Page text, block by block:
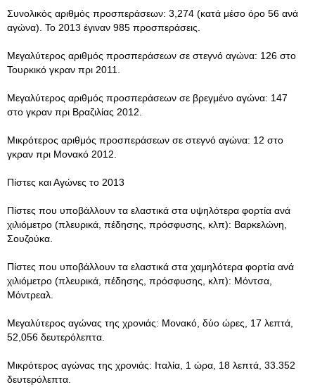
Συνολικός αριθμός προσπεράσεων: 3,274 (κατά μέσο όρο 56 ανά
αγώνα). Το 2013 έγιναν 985 προσπεράσεις.
Μεγαλύτερος αριθμός προσπεράσεων σε στεγνό αγώνα: 126 στο
Τουρκικό γκραν πρι 2011.
Μεγαλύτερος αριθμός προσπεράσεων σε βρεγμένο αγώνα: 147
στο γκραν πρι Βραζιλίας 2012.
Μικρότερος αριθμός προσπεράσεων σε στεγνό αγώνα: 12 στο
γκραν πρι Μονακό 2012.
Πίστες και Αγώνες το 2013
Πίστες που υποβάλλουν τα ελαστικά στα υψηλότερα φορτία ανά
χιλιόμετρο (πλευρικά, πέδησης, πρόσφυσης, κλπ): Βαρκελώνη,
Σουζούκα.
Πίστες που υποβάλλουν τα ελαστικά στα χαμηλότερα φορτία ανά
χιλιόμετρο (πλευρικά, πέδησης, πρόσφυσης, κλπ): Μόντσα,
Μόντρεαλ.
Μεγαλύτερος αγώνας της χρονιάς: Μονακό, δύο ώρες, 17 λεπτά,
52,056 δευτερόλεπτα.
Μικρότερος αγώνας της χρονιάς: Ιταλία, 1 ώρα, 18 λεπτά, 33.352
δευτερόλεπτα.